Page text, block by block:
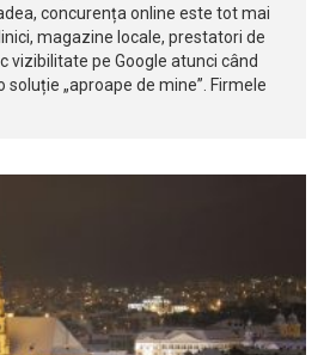
concurența online este tot mai
magazine locale, prestatori de
vizibilitate pe Google atunci când
„aproape de mine”. Firmele